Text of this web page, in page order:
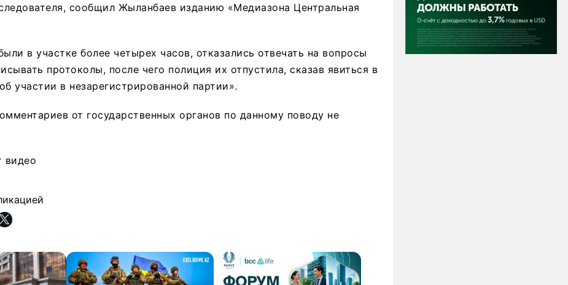
сообщил Жыланбаев изданию «Медиазона Центральная
в участке более четырех часов, отказались отвечать на вопросы
протоколы, после чего полиция их отпустила, сказав явиться в
участии в незарегистрированной партии».
от государственных органов по данному поводу не
видео